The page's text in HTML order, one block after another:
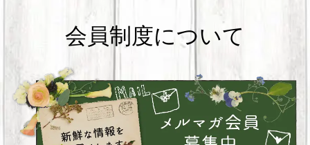
会員制度について